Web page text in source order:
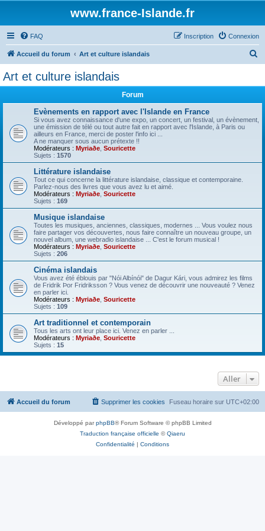
www.france-Islande.fr
FAQ Connexion
Inscription
Accueil du forum Art et culture islandais
Art et culture islandais
Forum
Evènements en rapport avec l'Islande en France
Si vous avez connaissance d'une expo, un concert, un festival, un évènement,
une émission de télé ou tout autre fait en rapport avec l'Islande, à Paris ou
ailleurs en France, merci de poster l'info ici ...
A ne manquer sous aucun prétexte !!
Modérateurs : Myriaðe Souricette
Sujets : 1570
Littérature islandaise
Tout ce qui concerne la littérature islandaise, classique et contemporaine.
Parlez-nous des livres que vous avez lu et aimé.
Modérateurs : Myriaðe Souricette
Sujets : 169
Musique islandaise
Toutes les musiques, anciennes, classiques, modernes ... Vous voulez nous
faire partager vos découvertes, nous faire connaître un nouveau groupe, un
nouvel album, une webradio islandaise ... C'est le forum musical !
Modérateurs : Myriaðe Souricette
Sujets : 206
Cinéma islandais
Vous avez été éblouis par "Nói Albínói" de Dagur Kári, vous admirez les films
de Fridrik Þor Fridriksson ? Vous venez de découvrir une nouveauté ? Venez
en parler ici.
Modérateurs : Myriaðe Souricette
Sujets : 109
Art traditionnel et contemporain
Tous les arts ont leur place ici. Venez en parler ...
Modérateurs : Myriaðe Souricette
Sujets : 15
Aller
Accueil du forum Fuseau horaire sur UTC+02:00
Supprimer les cookies
Développé parphpBB® Forum Software © phpBB Limited
Traduction française officielle ©Qiaeru
Confidentialité | Conditions